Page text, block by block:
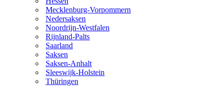
Mecklenburg-Vorpommern
Nedersaksen
Noordrijn-Westfalen
Rijnland-Palts
Saarland
Saksen
Saksen-Anhalt
Sleeswijk-Holstein
Thüringen